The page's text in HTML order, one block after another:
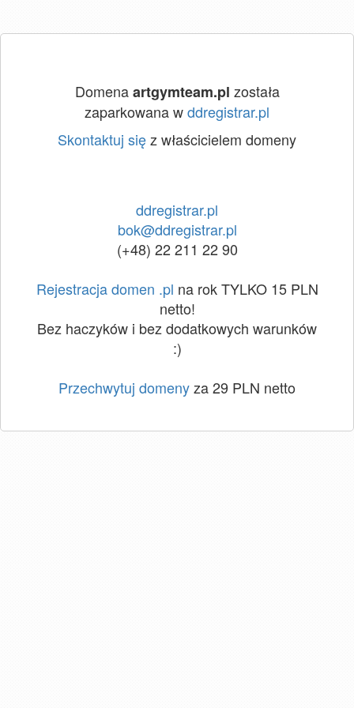
Domenaartgymteam.pl została
zaparkowana wddregistrar.pl
Skontaktuj sięz właścicielem domeny
ddregistrar.pl
bok@ddregistrar.pl
(+48) 22 211 22 90
Rejestracja domen .pl na rok TYLKO 15 PLN
netto!
Bez haczyków i bez dodatkowych warunków
:)
Przechwytuj domenyza 29 PLN netto